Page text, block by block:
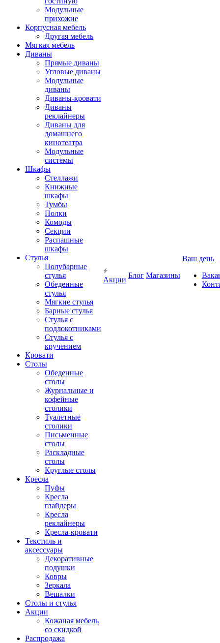
Модульные
прихожие
Корпусная мебель
Другая мебель
Мягкая мебель
Диваны
Прямые диваны
Угловые диваны
Модульные
диваны
Диваны-кровати
Диваны
реклайнеры
Диваны для
домашнего
кинотеатра
Модульные
системы
Шкафы
Стеллажи
Книжные
шкафы
Тумбы
Полки
Комоды
Секции
Распашные
шкафы
Стулья
Полубарные
стулья
Обеденные
стулья
Мягкие стулья
Барные стулья
Стулья с
подлокотниками
Стулья с
кручением
Кровати
Столы
Обеденные
столы
Журнальные и
кофейные
столики
Туалетные
столики
Письменные
столы
Раскладные
столы
Круглые столы
Кресла
Пуфы
Кресла
глайдеры
Кресла
реклайнеры
Кресла-кровати
Текстиль и
аксессуары
Декоративные
подушки
Ковры
Зеркала
Вешалки
Столы и стулья
Акции
Кожаная мебель
со скидкой
Распродажа
Акции
Блог Магазины
Ваш день